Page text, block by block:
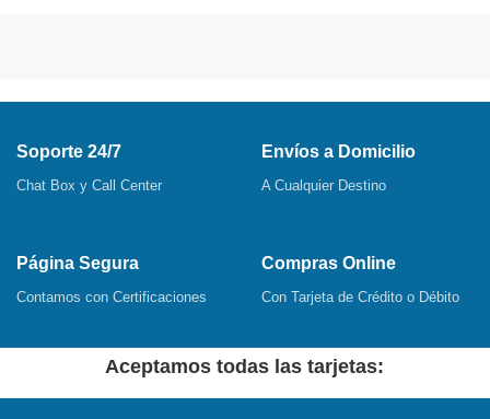
Soporte 24/7
Chat Box y Call Center
Envíos a Domicilio
A Cualquier Destino
Página Segura
Contamos con Certificaciones
Compras Online
Con Tarjeta de Crédito o Débito
Aceptamos todas las tarjetas: